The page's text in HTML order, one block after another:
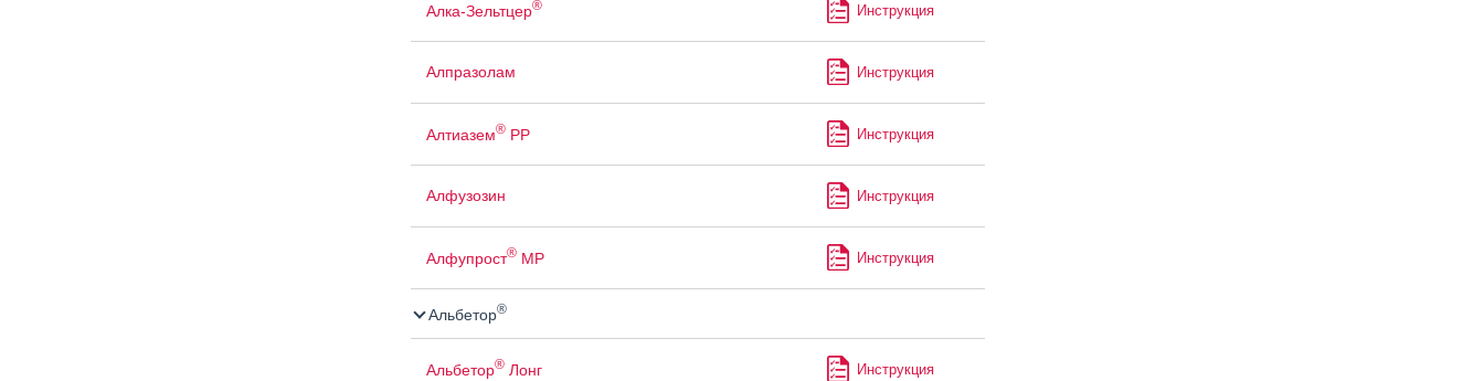
Алка-Зельтцер® Инструкция
Алпразолам Инструкция
Алтиазем®РР Инструкция
Алфузозин Инструкция
Алфупрост®МР Инструкция
Альбетор®
Альбетор®Лонг Инструкция